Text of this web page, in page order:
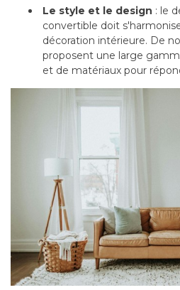
Le style et le design : le
convertible doit
décoration intérieure. De
proposent une large
et de matériaux pour